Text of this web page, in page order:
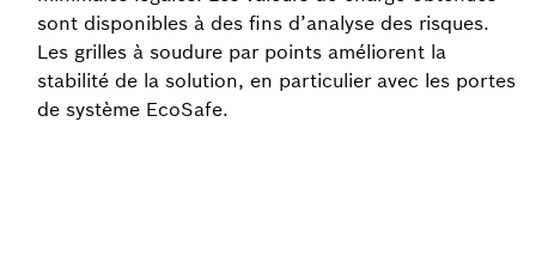
sont disponibles à des fins d’analyse des risques.
Les grilles à soudure par points améliorent la
stabilité de la solution, en particulier avec les portes
de système EcoSafe.